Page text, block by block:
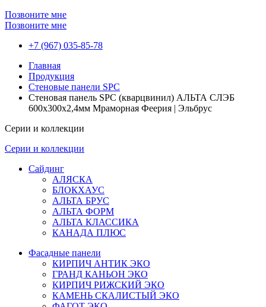
Позвоните мне
Позвоните мне
+7 (967) 035-85-78
Главная
Продукция
Стеновые панели SPC
Стеновая панель SPC (кварцвинил) АЛЬТА СЛЭБ
600х300х2,4мм Мраморная Феерия | Эльбрус
Серии и коллекции
Серии и коллекции
Сайдинг
АЛЯСКА
БЛОКХАУС
АЛЬТА БРУС
АЛЬТА ФОРМ
АЛЬТА КЛАССИКА
КАНАДА ПЛЮС
Фасадные панели
КИРПИЧ АНТИК ЭКО
ГРАНД КАНЬОН ЭКО
КИРПИЧ РИЖСКИЙ ЭКО
КАМЕНЬ СКАЛИСТЫЙ ЭКО